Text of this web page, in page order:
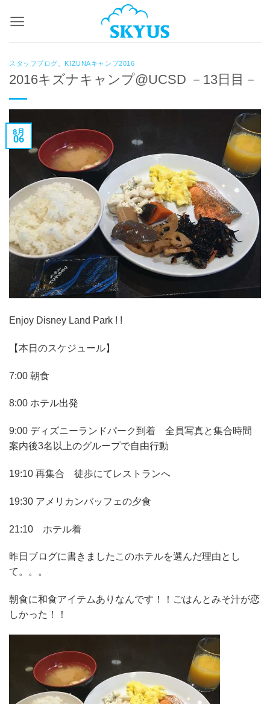
スタッフブログ KIZUNAキャンプ2016
2016キズナキャンプ@UCSD －13日目－
8月
06
Enjoy Disney Land Park ! !
【本日のスケジュール】
7:00 朝食
8:00 ホテル出発
9:00 ディズニーランドパーク到着 全員写真と集合時間
案内後3名以上のグループで自由行動
19:10 再集合 徒歩にてレストランへ
19:30 アメリカンバッフェの夕食
21:10 ホテル着
昨日ブログに書きましたこのホテルを選んだ理由とし
て。。。
朝食に和食アイテムありなんです！！ごはんとみそ汁が恋
しかった！！